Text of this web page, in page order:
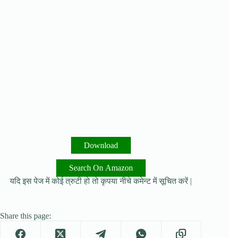
Download
Search On Amazon
यदि इस पेज में कोई त्रुटी हो तो कृपया नीचे कमेन्ट में सूचित करें |
Share this page: